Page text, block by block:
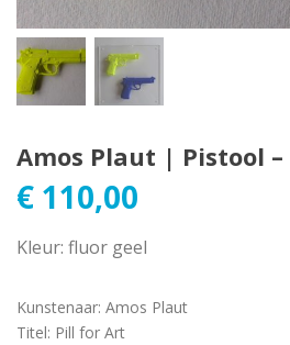
Amos Plaut | Pistool
€ 110,00
Kleur: fluor geel
Kunstenaar: Amos Plaut
Titel: Pill for Art